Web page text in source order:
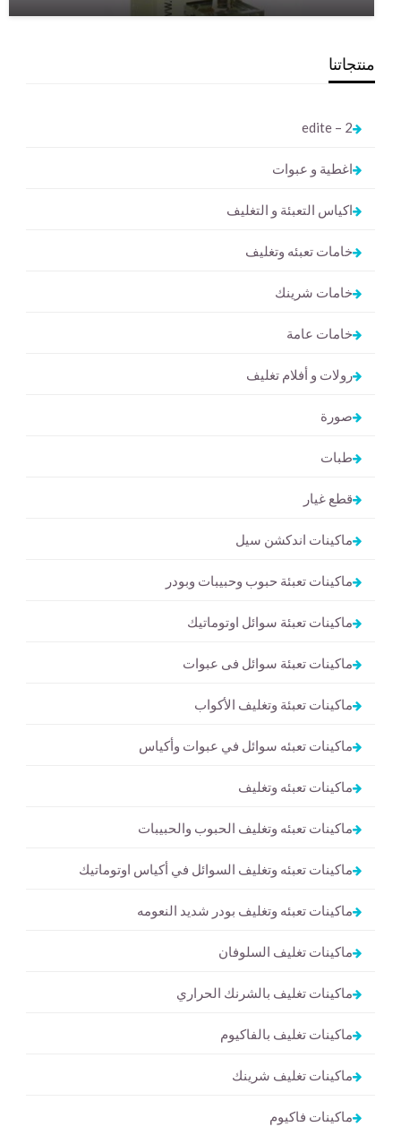
منتجاتنا
2 – edite
اغطية و عبوات
اكياس التعبئة و التغليف
خامات تعبئه وتغليف
خامات شرينك
خامات عامة
رولات و أفلام تغليف
صورة
طبات
قطع غيار
ماكينات اندكشن سيل
ماكينات تعبئة حبوب وحبيبات وبودر
ماكينات تعبئة سوائل اوتوماتيك
ماكينات تعبئة سوائل فى عبوات
ماكينات تعبئة وتغليف الأكواب
ماكينات تعبئه سوائل في عبوات وأكياس
ماكينات تعبئه وتغليف
ماكينات تعبئه وتغليف الحبوب والحبيبات
ماكينات تعبئه وتغليف السوائل في أكياس اوتوماتيك
ماكينات تعبئه وتغليف بودر شديد النعومه
ماكينات تغليف السلوفان
ماكينات تغليف بالشرنك الحراري
ماكينات تغليف بالفاكيوم
ماكينات تغليف شرينك
ماكينات فاكيوم